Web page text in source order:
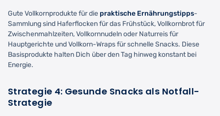
Gute Vollkornprodukte für die praktische Ernährungstipps-
Sammlung sind Haferflocken für das Frühstück, Vollkornbrot für
Zwischenmahlzeiten, Vollkornnudeln oder Naturreis für
Hauptgerichte und Vollkorn-Wraps für schnelle Snacks. Diese
Basisprodukte halten Dich über den Tag hinweg konstant bei
Energie.
Strategie 4: Gesunde Snacks als Notfall-
Strategie